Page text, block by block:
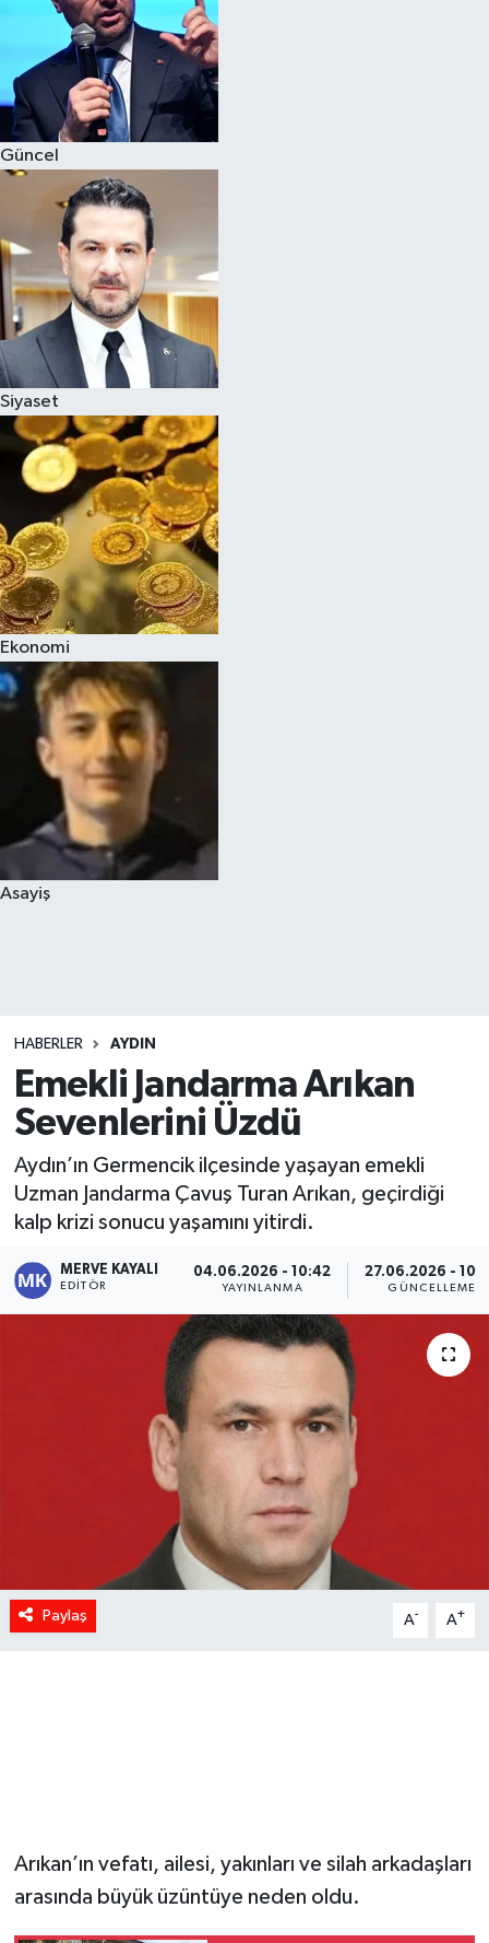
Güncel
Siyaset
Ekonomi
Asayiş
HABERLER AYDIN
Emekli Jandarma Arıkan
Sevenlerini Üzdü
Aydın’ın Germencik ilçesinde yaşayan emekli
Uzman Jandarma Çavuş Turan Arıkan, geçirdiği
kalp krizi sonucu yaşamını yitirdi.
MERVE KAYALI
EDITÖR
04.06.2026 - 10:42
YAYINLANMA
27.06.2026 -
GÜNCELLEME
Paylaş A- A+
Arıkan’ın vefatı, ailesi, yakınları ve silah arkadaşları
arasında büyük üzüntüye neden oldu.
Magazin